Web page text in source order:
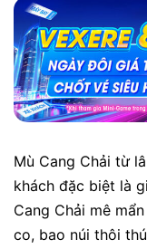
Mù Cang Chải từ
khách đặc biệt là
Cang Chải mê
co, bao núi thôi